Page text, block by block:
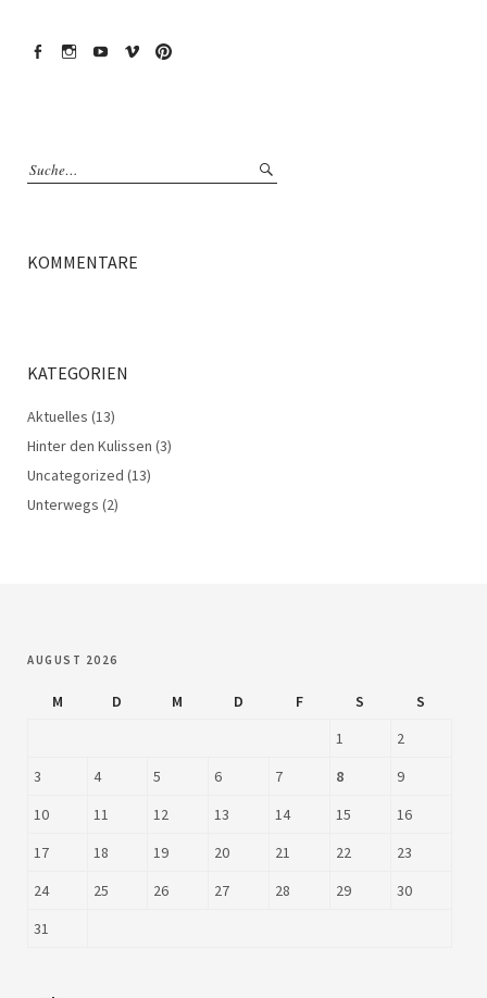
KOMMENTARE
KATEGORIEN
Aktuelles (13)
Hinter den Kulissen (3)
Uncategorized (13)
Unterwegs (2)
AUGUST 2026
M D M D F S
S
1
2
3
4 5 6 7 8
9
10
11 12 13 14 15
16
17
18 19 20 21 22
23
24
25 26 27 28 29
30
31